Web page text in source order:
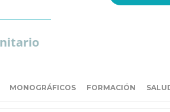
MONOGRÁFICOS FORMACIÓN